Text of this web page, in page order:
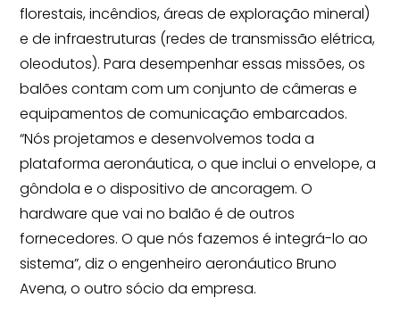
florestais, incêndios, áreas de exploração mineral)
e de infraestruturas (redes de transmissão elétrica,
oleodutos). Para desempenhar essas missões, os
balões contam com um conjunto de câmeras e
equipamentos de comunicação embarcados.
“Nós projetamos e desenvolvemos toda a
plataforma aeronáutica, o que inclui o envelope, a
gôndola e o dispositivo de ancoragem. O
hardware que vai no balão é de outros
fornecedores. O que nós fazemos é integrá-lo ao
sistema”, diz o engenheiro aeronáutico Bruno
Avena, o outro sócio da empresa.